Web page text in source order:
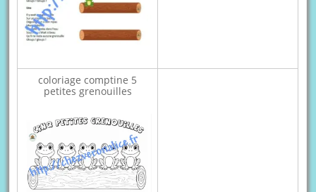
coloriage comptine 5
petites grenouilles